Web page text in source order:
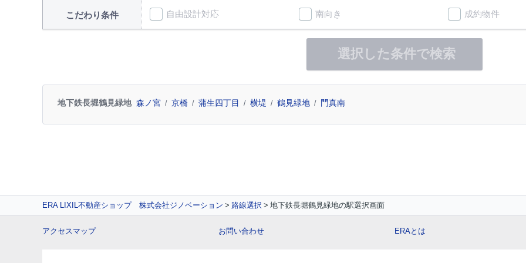
こだわり条件 自由設計対応 南向き 成約物件
選択した条件で検索
地下鉄長堀鶴見緑地 森ノ宮 京橋 蒲生四丁目 横堤 鶴見緑地 門真南
ERA LIXIL不動産ショップ 株式会社ジノベーション 路線選択 地下鉄長堀鶴見緑地の駅選択画面
アクセスマップ お問い合わせ ERAとは